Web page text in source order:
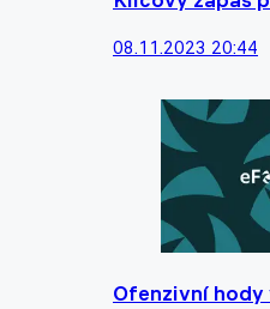
08.11.2023 20:44
Ofenzivní hody